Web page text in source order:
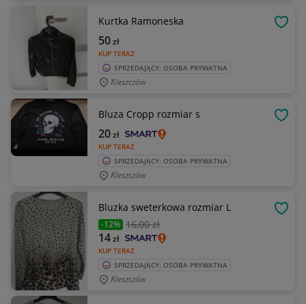
Kurtka Ramoneska
KUP TERAZ
50zł
SPRZEDAJĄCY: OSOBA PRYWATNA
Kleszczów
Bluza Cropp rozmiar s
KUP TERAZ
20zł
SPRZEDAJĄCY: OSOBA PRYWATNA
Kleszczów
Bluzka sweterkowa rozmiar L
-12% 16,00 zł
KUP TERAZ
14zł
SPRZEDAJĄCY: OSOBA PRYWATNA
Kleszczów